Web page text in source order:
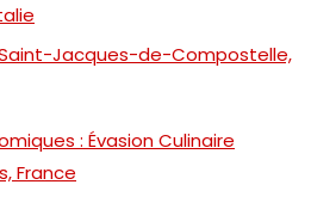
Jacques-de-Compostelle,
: Évasion Culinaire
France